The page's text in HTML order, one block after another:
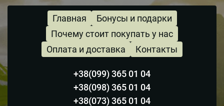
Главная
Почему стоит покупать у нас
Бонусы и подарки
Оплата и доставка Контакты
+38(099) 365 01 04
+38(098) 365 01 04
+38(073) 365 01 04